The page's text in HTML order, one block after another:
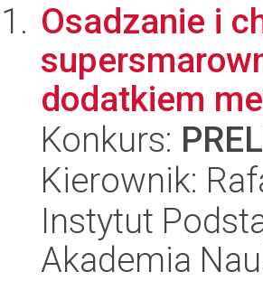
Osadzanie i
dodatkiem
Konkurs:
Kierownik:
Instytut
Akademia